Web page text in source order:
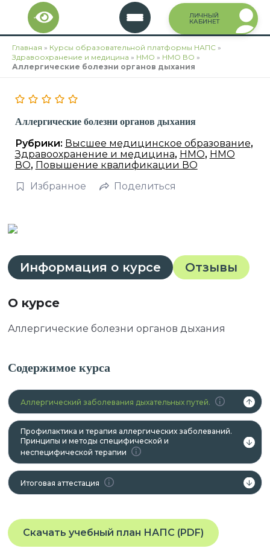
Перейти
содержимому
ЛИЧНЫЙ
КАБИНЕТ
Главная » Курсы образовательной платформы НАПС »
Здравоохранение и медицина » НМО » НМО ВО »
Аллергические болезни органов дыхания
Аллергические болезни органов дыхания
Рубрики: Высшее медицинское образование,
Здравоохранение и медицина, НМО, НМО
ВО, Повышение квалификации ВО
Избранное
Поделиться
Информация о курсе Отзывы
О курсе
Аллергические болезни органов дыхания
Содержимое курса
Аллергический заболевания дыхательных путей.
Профилактика и терапия аллергических заболеваний.
Принципы и методы специфической и
неспецифической терапии
Итоговая аттестация
Скачать учебный план НАПС (PDF)